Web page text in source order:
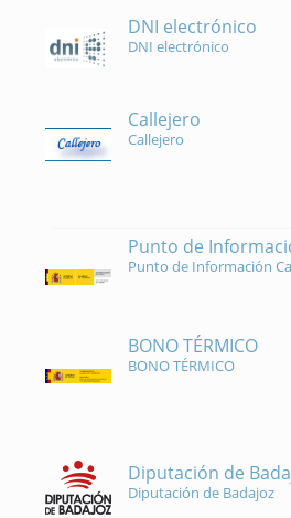
DNI electrónico
DNI electrónico
Callejero
Callejero
Punto de
Punto de Información
BONO TÉRMICO
BONO TÉRMICO
Diputación de
Diputación de Badajoz